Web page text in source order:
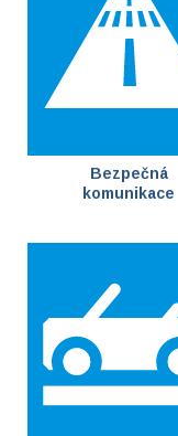
Bezpečná
komunikace